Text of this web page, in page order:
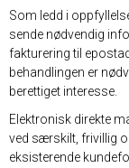
Som ledd i
sende nødvendig
fakturering til
behandlingen er
berettiget interesse.
Elektronisk direkte
ved særskilt, frivillig
eksisterende